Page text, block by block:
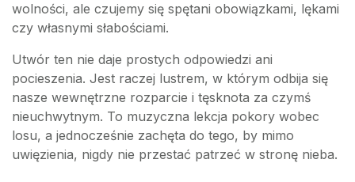
wolności, ale czujemy się spętani obowiązkami, lękami
czy własnymi słabościami.
Utwór ten nie daje prostych odpowiedzi ani
pocieszenia. Jest raczej lustrem, w którym odbija się
nasze wewnętrzne rozparcie i tęsknota za czymś
nieuchwytnym. To muzyczna lekcja pokory wobec
losu, a jednocześnie zachęta do tego, by mimo
uwięzienia, nigdy nie przestać patrzeć w stronę nieba.